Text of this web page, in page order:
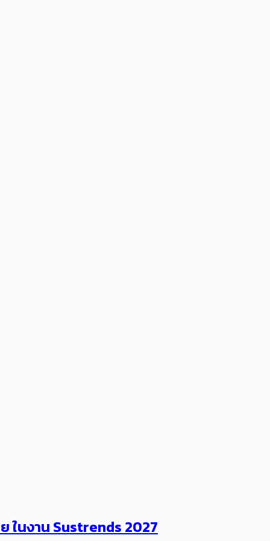
ในงาน Sustrends 2027